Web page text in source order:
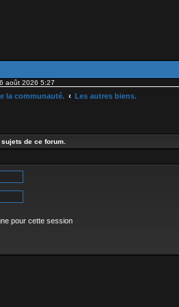
août 2026 5:27
la communauté. Les autres biens.
de ce forum.
pour cette session